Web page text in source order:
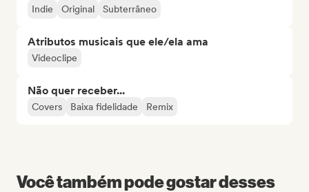
Indie Original Subterrâneo
Atributos musicais que ele/ela ama
Videoclipe
Não quer receber...
Covers Baixa fidelidade Remix
Você também pode gostar desses